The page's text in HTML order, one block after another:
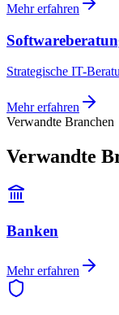
Mehr erfahren
Strategische IT-
Mehr erfahren
Verwandte Branchen
Verwandte
Banken
Mehr erfahren